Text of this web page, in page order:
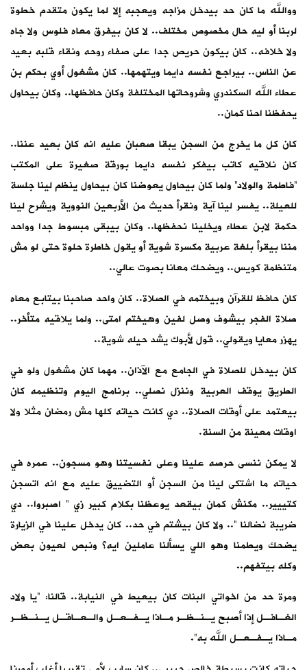
ووالله ما كان حد بيدخل مزاجه ويعجبه إلا لما يكون متقدم خطوة
لربنا أو ليه حال مخصوص مختلف.. لا كان بيفرق معاه فلوس ولا جاه
ولا خلافه.. كان بيكون حريص جدا على صفاء روحه ونقاء قلبه بعيد
عن الناس.. بيراجع نفسه دايما ويتهمها.. كان مشغول أوي بحكم بن
عطاء الله السكندري وشروحاتها المختلفة وكان حافظها.. وكان بيحاول
يحفظنا احنا كمان..
كان كل ما يخرج من السجن يبقا صعبان عليه انه كان بعيد عننا..
كان نلاقيه كاتب بيفكر نفسه دايما بورقة صغيرة على المكتب
“فاطمة والولاد” ولما كان بيحاول يعوضنا كان بيحاول ينظم لينا جلسة
للعيلة.. يفسر لينا آية ونقرأ حديث من الأربعين النووية ويشرح لينا
حكمة لابن عطاء ويخلينا نحفظها.. وكان بيبقى مبسوط جدا وواحد
مننا بيقرأ بلغة عربية مكسرة شوية أو يقول خاطرة حلوة حتى لو مش
متنظمة كويس.. ويضحك معانا بصوت عالي..
كان حافظ للقرآن وبيختمه في الصلاة.. كان واحد صاحبنا بيتابع معاه
صلاة الفجر بيشوف وصل لفين وهيختم امتى.. ولما يلاقيه متأخر..
يهزر معايا ويقولي.. قول لأبوك يشد حيله شوية..
كان بيدخل للصلاة في الجامع مع الآذان.. مهما كان مشغول ولو في
الطريق يوقف العربية وننزل نصلي.. برنامج اليوم وتنظيمه كان
بيعتمد على أوقات الصلاة.. دي كانت حياته كلها مش رمضان مثلا ولا
اوقات معينة من السنة.
لا يمكن ننسى حرصه علينا وعلى نفسيتنا وهو مسجون.. عمره في
حياته ما اشتكى لينا من السجن أو التضييق عليه مع انه اتسجن
كتييير.. مكنش كمان بيقعد يوعظنا بكلام كبير زي ” اصبروا.. دي
ضريبة نضالنا “.. ولا كان بيشتم في حد.. كان يدخل علينا في الزيارة
يضحك ويطمنا وهو اللي يسألنا عاملين ايه؟ ونبص لعيون بعض
وكله بيتفهم..
ومرة حد من اخواتي البنات كان بيعيط في النيابة.. قالنا: “يا ولاد
الغـافـل إذا أصبح يـنـظـر مـاذا يـفـعـل والـعـاقـل يـنـظـر
مـاذا يـفـعـل الله به”.